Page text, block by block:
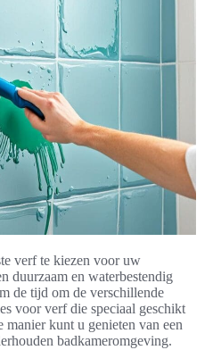
verf te kiezen voor uw
duurzaam en waterbestendig
de tijd om de verschillende
voor verf die speciaal geschikt
manier kunt u genieten van een
badkameromgeving.